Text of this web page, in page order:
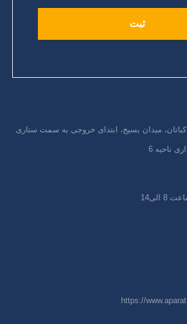
میدان بسیج، ابتدای خروجی به سمت ستاری
ناحیه 6
https://